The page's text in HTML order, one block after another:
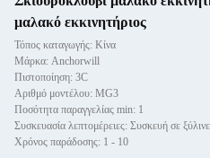
μαλακό εκκινητήριος
Τόπος καταγωγής: Κίνα
Μάρκα: Anchorwill
Πιστοποίηση: 3C
Αριθμό μοντέλου: MG3
Ποσότητα παραγγελίας min: 1
Συσκευασία λεπτομέρειες: Συσκευή σε
Χρόνος παράδοσης: 1 - 10